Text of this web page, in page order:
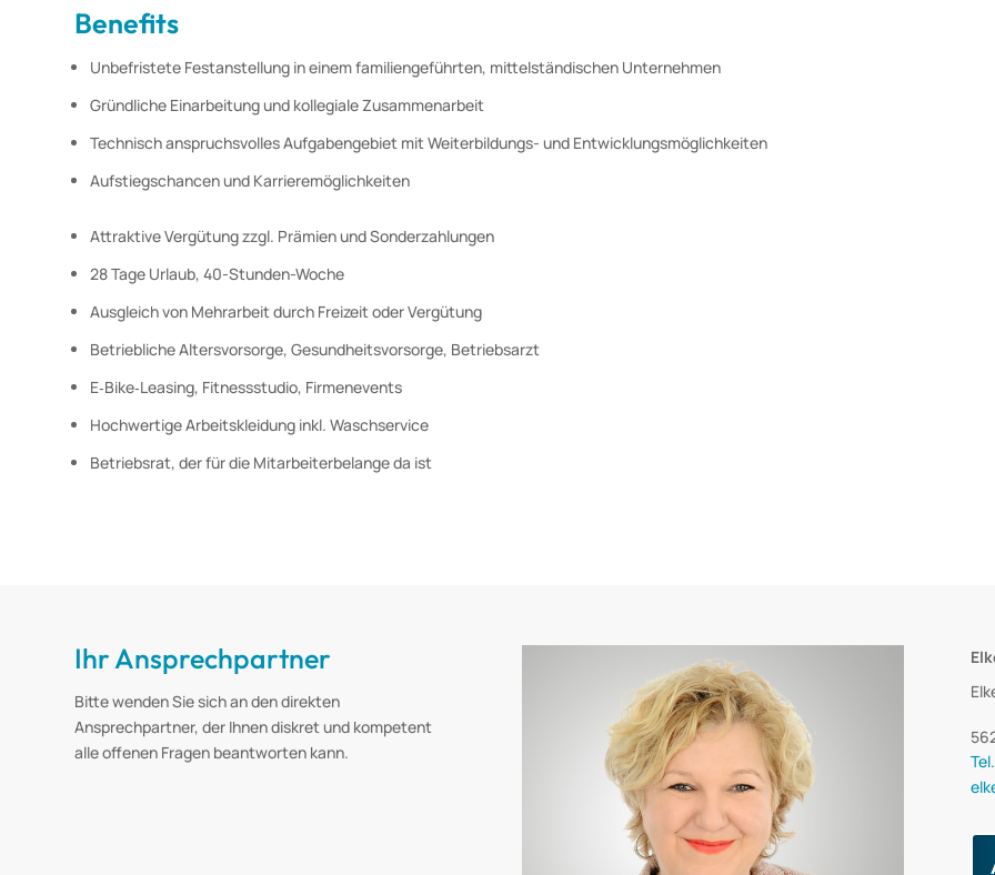
Benefits
Unbefristete Festanstellung in einem familiengeführten, mittelständischen Unternehmen
Gründliche Einarbeitung und kollegiale Zusammenarbeit
Technisch anspruchsvolles Aufgabengebiet mit Weiterbildungs- und Entwicklungsmöglichkeiten
Aufstiegschancen und Karrieremöglichkeiten
Attraktive Vergütung zzgl. Prämien und Sonderzahlungen
28 Tage Urlaub, 40-Stunden-Woche
Ausgleich von Mehrarbeit durch Freizeit oder Vergütung
Betriebliche Altersvorsorge, Gesundheitsvorsorge, Betriebsarzt
E‑Bike‑Leasing, Fitnessstudio, Firmenevents
Hochwertige Arbeitskleidung inkl. Waschservice
Betriebsrat, der für die Mitarbeiterbelange da ist
Ihr Ansprechpartner
Bitte wenden Sie sich an den direkten
Ansprechpartner, der Ihnen diskret und kompetent
alle offenen Fragen beantworten kann.